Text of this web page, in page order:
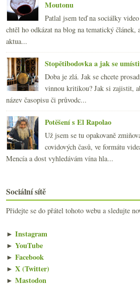
Moutonu
Patlal jsem teď na sociálky
chtěl ho odkázat na blog na tematický
aktua...
Stopětibodovka a jak se
Doba je zlá. Jak se chcete
vinnou kritikou? Jak si zajistit,
název časopisu či průvodc...
Potěšení s El Rapolao
Už jsem se tu opakovaně
covidových časů, ve formátu
Mencía a dost vyhledávám vína hla...
Sociální sítě
Přidejte se do přátel tohoto webu a sledujte
► Instagram
► YouTube
► Facebook
► X (Twitter)
► Mastodon